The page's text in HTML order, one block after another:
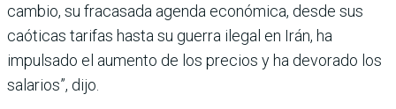
cambio, su fracasada agenda económica, desde sus
caóticas tarifas hasta su guerra ilegal en Irán, ha
impulsado el aumento de los precios y ha devorado los
salarios”, dijo.